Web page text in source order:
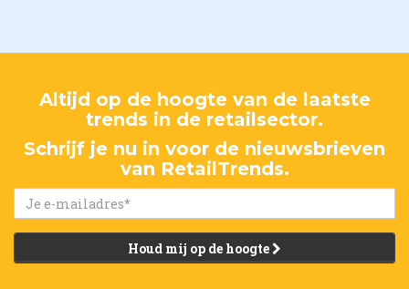
Altijd op de hoogte van de laatste
trends in de retailsector.
Schrijf je nu in voor de nieuwsbrieven
van RetailTrends.
Houd mij op de hoogte